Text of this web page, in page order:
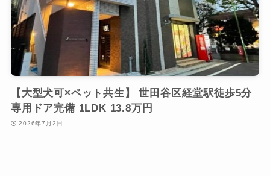
【大型犬可×ペット共生】 世田谷区経堂駅徒歩5分
専用ドア完備 1LDK 13.8万円
2026年7月2日